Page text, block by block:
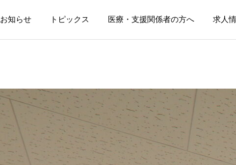
お知らせ トピックス 医療・支援関係者の方へ 求人